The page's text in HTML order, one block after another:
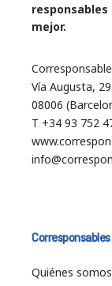
mejor.
Vía Augusta, 29
08006
T +34 93 752
Corresponsables
Quiénes somos